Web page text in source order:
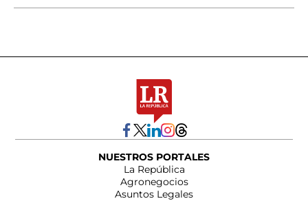
NUESTROS PORTALES
La República
Agronegocios
Asuntos Legales